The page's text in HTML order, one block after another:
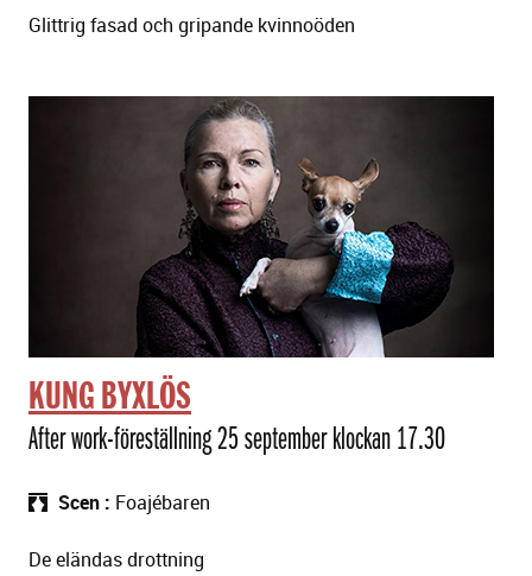
Glittrig fasad och gripande kvinnoöden
KUNG BYXLÖS
After work-föreställning 25 september klockan 17.30
Scen Foajébaren
De eländas drottning